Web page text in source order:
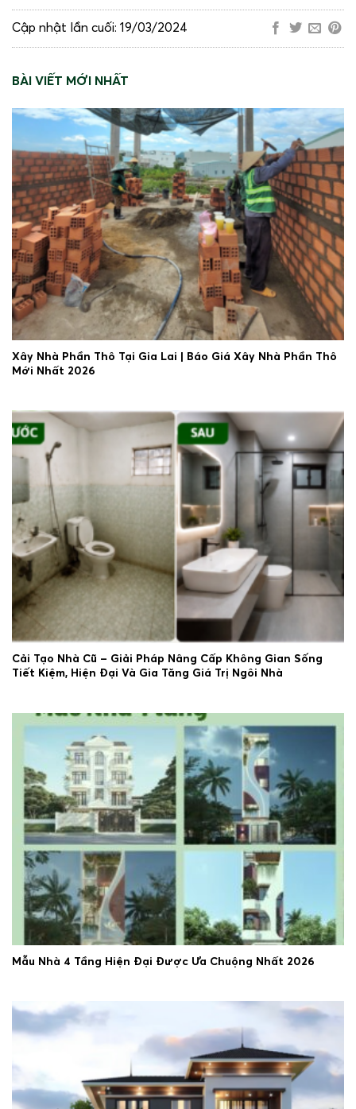
Cập nhật lần cuối: 19/03/2024
BÀI VIẾT MỚI NHẤT
Xây Nhà Phần Thô Tại Gia Lai | Báo Giá Xây Nhà Phần Thô
Mới Nhất 2026
Cải Tạo Nhà Cũ – Giải Pháp Nâng Cấp Không Gian Sống
Tiết Kiệm, Hiện Đại Và Gia Tăng Giá Trị Ngôi Nhà
Mẫu Nhà 4 Tầng Hiện Đại Được Ưa Chuộng Nhất 2026